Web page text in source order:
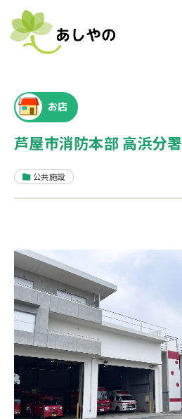
お店
芦屋市消防本部 高浜分署
公共施設